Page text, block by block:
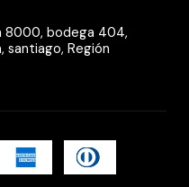
8000, bodega 404,
santiago, Región